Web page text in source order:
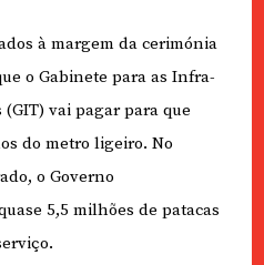
à margem da cerimónia
o Gabinete para as Infra-
vai pagar para que
do metro ligeiro. No
o Governo
5,5 milhões de patacas